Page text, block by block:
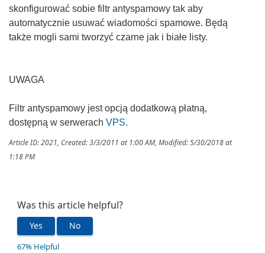
skonfigurować sobie filtr antyspamowy tak aby
automatycznie usuwać wiadomości spamowe. Będą
także mogli sami tworzyć czarne jak i białe listy.
UWAGA
Filtr antyspamowy jest opcją dodatkową płatną,
dostępną w serwerach VPS.
Article ID: 2021, Created: 3/3/2011 at 1:00 AM, Modified: 5/30/2018 at
1:18 PM
Was this article helpful?
Yes No
67% Helpful